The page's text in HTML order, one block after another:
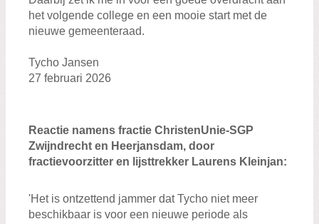
het volgende college en een mooie start met de
nieuwe gemeenteraad.
Tycho Jansen
27 februari 2026
Reactie namens fractie ChristenUnie-SGP
Zwijndrecht en Heerjansdam, door
fractievoorzitter en lijsttrekker Laurens Kleinjan:
'Het is ontzettend jammer dat Tycho niet meer
beschikbaar is voor een nieuwe periode als